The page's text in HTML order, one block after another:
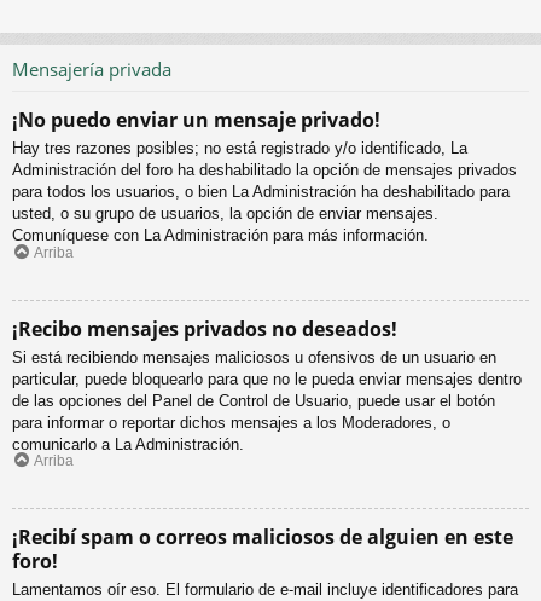
Mensajería privada
¡No puedo enviar un mensaje privado!
Hay tres razones posibles; no está registrado y/o identificado, La
Administración del foro ha deshabilitado la opción de mensajes privados
para todos los usuarios, o bien La Administración ha deshabilitado para
usted, o su grupo de usuarios, la opción de enviar mensajes.
Comuníquese con La Administración para más información.
Arriba
¡Recibo mensajes privados no deseados!
Si está recibiendo mensajes maliciosos u ofensivos de un usuario en
particular, puede bloquearlo para que no le pueda enviar mensajes dentro
de las opciones del Panel de Control de Usuario, puede usar el botón
para informar o reportar dichos mensajes a los Moderadores, o
comunicarlo a La Administración.
Arriba
¡Recibí spam o correos maliciosos de alguien en este
foro!
Lamentamos oír eso. El formulario de e-mail incluye identificadores para